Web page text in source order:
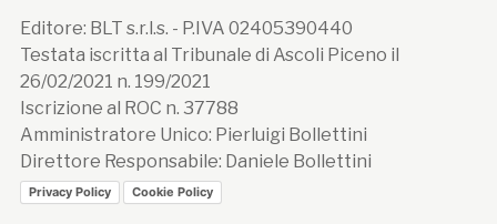
Editore: BLT s.r.l.s. - P.IVA 02405390440
Testata iscritta al Tribunale di Ascoli Piceno il
26/02/2021 n. 199/2021
Iscrizione al ROC n. 37788
Amministratore Unico: Pierluigi Bollettini
Direttore Responsabile: Daniele Bollettini
Privacy Policy Cookie Policy